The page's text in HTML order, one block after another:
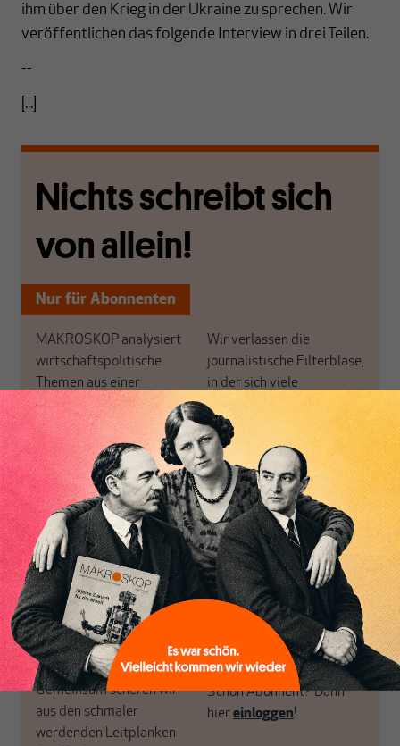
Inhaltsverzeichnis
ihm über den Krieg in der Ukraine zu sprechen. Wir
veröffentlichen das folgende Interview in drei Teilen.
--
[...]
Nichts schreibt sich
von allein!
Nur für Abonnenten
MAKROSKOP analysiert
wirtschaftspolitische
Themen aus einer
postkeynesianischen
Perspektive und ist damit
in Deutschland einzigartig.
MAKROSKOP steht für
das große Ganze. Wir
haben einen Blick auf
Geld, Wirtschaft und
Politik, den Sie so
woanders nicht finden.
Dabei leben wir von
unseren Autoren, ihren
Recherchen, ihrem Wissen
und ihrem Enthusiasmus.
Gemeinsam scheren wir
aus den schmaler
werdenden Leitplanken
Wir verlassen die
journalistische Filterblase,
in der sich viele
eingerichtet haben. Wir
öffnen Fenster und
bringen frische Luft in die
engen und verstaubten
Debattenräume.
Brauchen Sie auch frische
Luft? Dann folgen Sie
einfach dem Button.
ABONNIEREN SIE
MAKROSKOP
Schon Abonnent? Dann
hiereinloggen!